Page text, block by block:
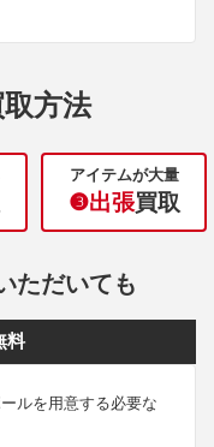
方法
アイテムが大量
❸出張買取
ただいても
料
ルを用意する必要な